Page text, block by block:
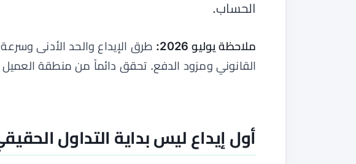
الحساب.
ملاحظة يوليو 2026:
طرق الإيداع والحد الأدنى
القانوني ومزود الدفع. تحقق دائماً من منطقة العميل
أول إيداع ليس بداية التداول